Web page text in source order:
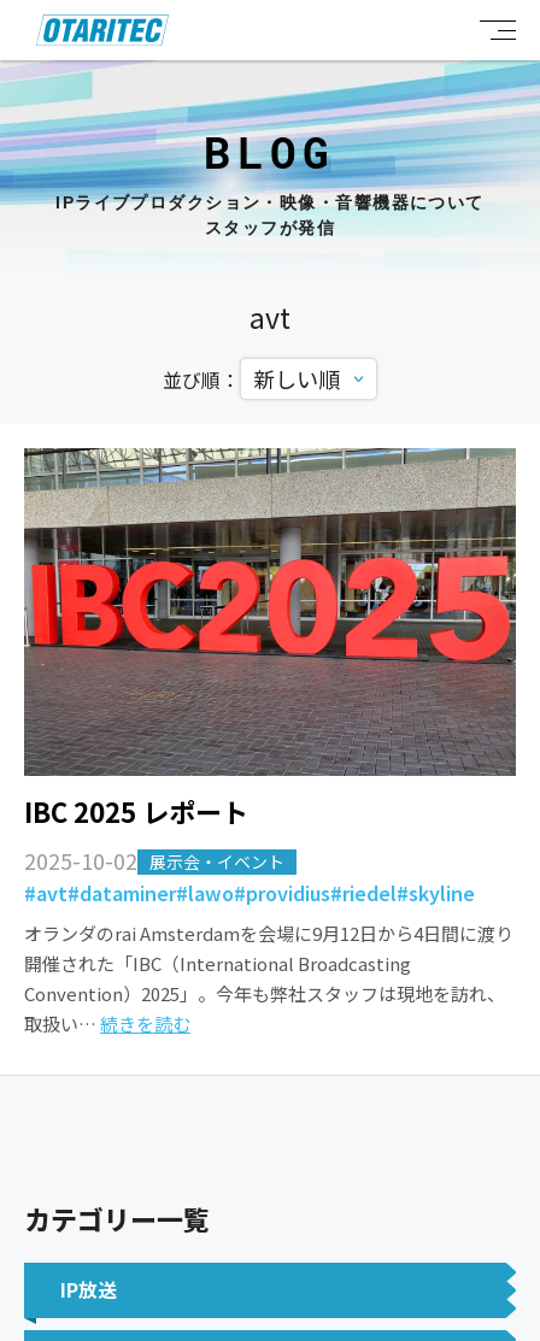
BLOG
IPライブプロダクション・映像・音響機器について
スタッフが発信
avt
並び順：
IBC 2025 レポート
2025-10-02 展示会・イベント
#avt#dataminer#lawo#providius#riedel#skyline
オランダのrai Amsterdamを会場に9月12日から4日間に渡り
開催された「IBC（International Broadcasting
Convention）2025」。今年も弊社スタッフは現地を訪れ、
取扱い… 続きを読む
カテゴリー一覧
IP放送